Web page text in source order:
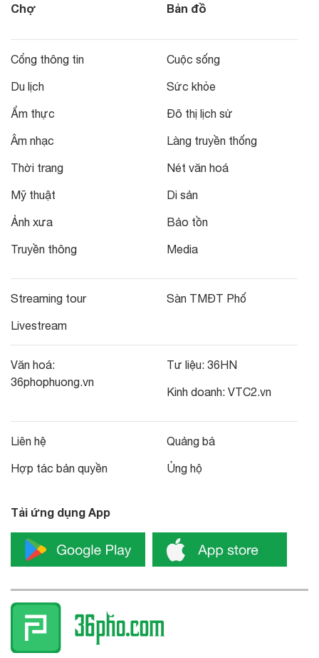
Chợ Bản đồ
Cổng thông tin
Du lịch
Ẩm thực
Âm nhạc
Thời trang
Mỹ thuật
Ảnh xưa
Truyền thông
Cuộc sống
Sức khỏe
Đô thị lịch sử
Làng truyền thống
Nét văn hoá
Di sản
Bảo tồn
Media
Streaming tour
Livestream
Sàn TMĐT Phố
Văn hoá:
36phophuong.vn
Tư liệu: 36HN
Kinh doanh: VTC2.vn
Liên hệ
Hợp tác bản quyền
Quảng bá
Ủng hộ
Tải ứng dụng App